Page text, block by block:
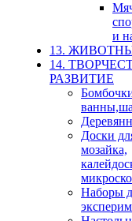
и
13.
14.
РАЗВИТИЕ
Доски
мозайка,
Наборы